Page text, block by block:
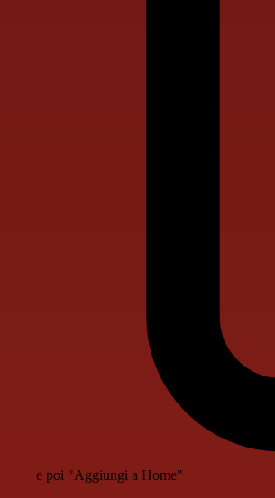
e poi "Aggiungi a Home"